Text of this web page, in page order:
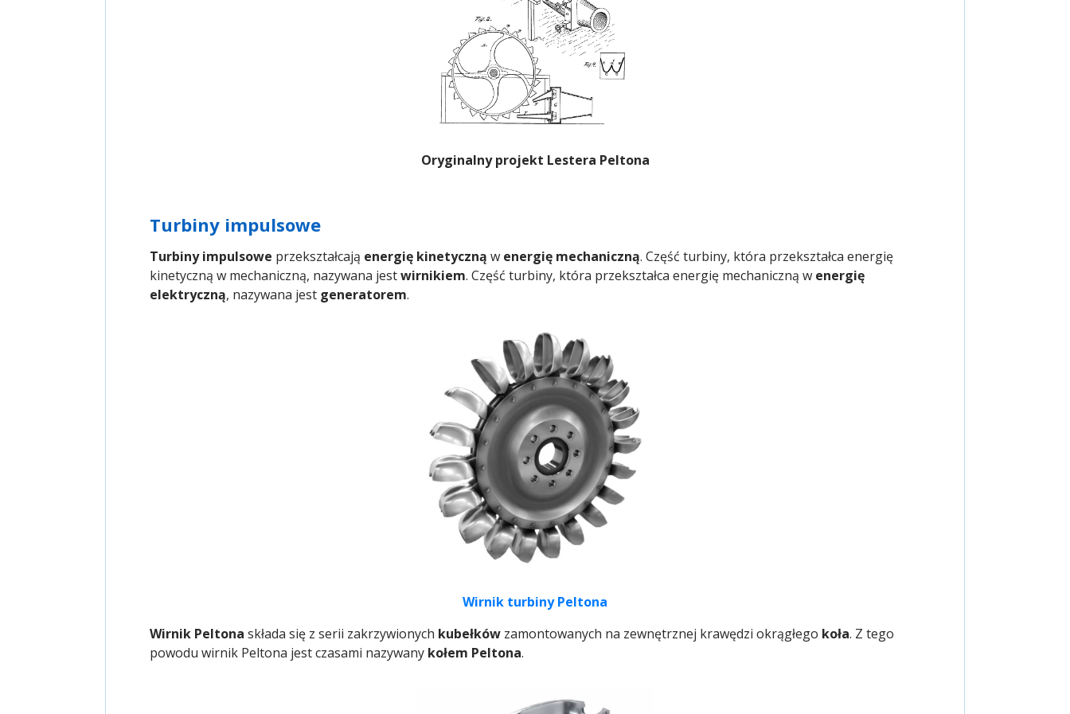
Oryginalny projekt Lestera Peltona
Turbiny impulsowe
Turbiny impulsowe przekształcają energię kinetyczną w energię mechaniczną. Część turbiny, która przekształca energię
kinetyczną w mechaniczną, nazywana jestwirnikiem. Część turbiny, która przekształca energię mechaniczną w energię
elektryczną, nazywana jest generatorem.
Wirnik turbiny Peltona
Wirnik Peltona składa się z serii zakrzywionych kubełków zamontowanych na zewnętrznej krawędzi okrągłego koła. Z tego
powodu wirnik Peltona jest czasami nazywany kołem Peltona.